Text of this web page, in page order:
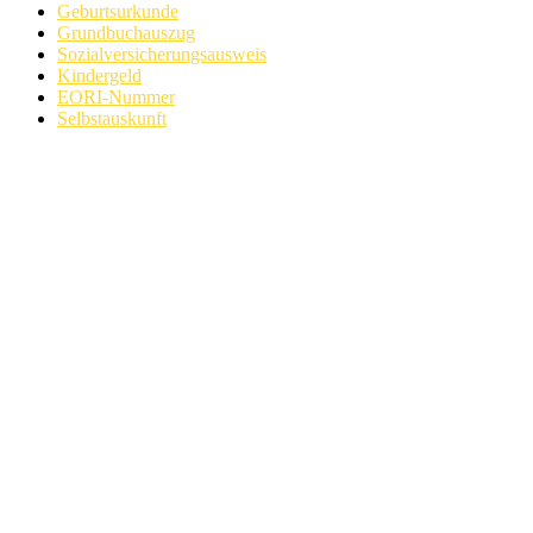
Geburtsurkunde
Grundbuchauszug
Sozialversicherungsausweis
Kindergeld
EORI-Nummer
Selbstauskunft